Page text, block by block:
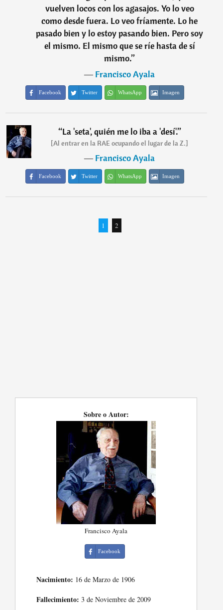
vuelven locos con los agasajos. Yo lo veo
como desde fuera. Lo veo fríamente. Lo he
pasado bien y lo estoy pasando bien. Pero soy
el mismo. El mismo que se ríe hasta de sí
mismo.”
―Francisco Ayala
Facebook Twitter WhatsApp Imagen
“La 'seta', quién me lo iba a 'desí'.”
[Al entrar en la RAE ocupando el lugar de la Z.]
―Francisco Ayala
Facebook Twitter WhatsApp Imagen
1 2
Sobre o Autor:
Francisco Ayala
Facebook
Nacimiento: 16 de Marzo de 1906
Fallecimiento: 3 de Noviembre de 2009